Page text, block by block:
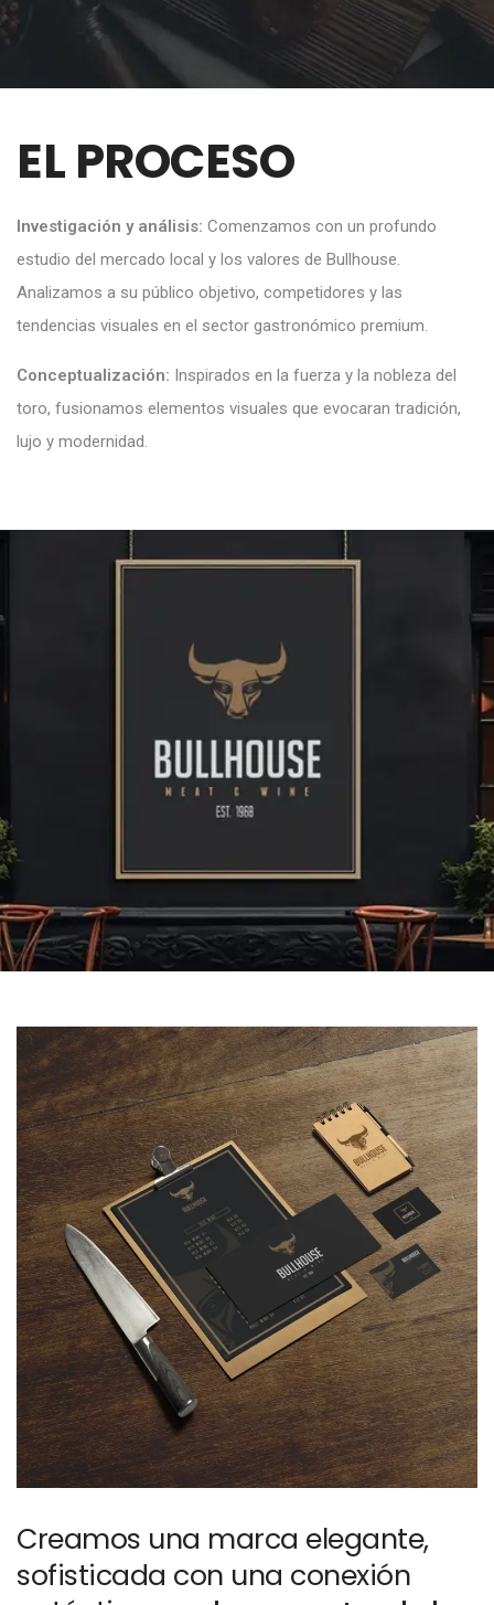
EL PROCESO
Investigación y análisis: Comenzamos con un profundo
estudio del mercado local y los valores de Bullhouse.
Analizamos a su público objetivo, competidores y las
tendencias visuales en el sector gastronómico premium.
Conceptualización: Inspirados en la fuerza y la nobleza del
toro, fusionamos elementos visuales que evocaran tradición,
lujo y modernidad.
Creamos una marca elegante,
sofisticada con una conexión